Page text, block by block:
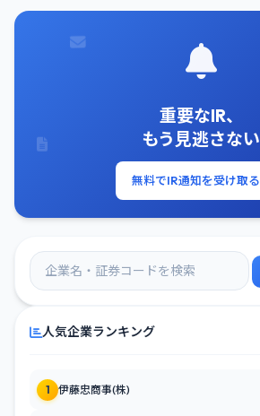
重要なIR、
もう見逃さない
無料でIR通知を受け取る
人気企業ランキング
1 伊藤忠商事(株)